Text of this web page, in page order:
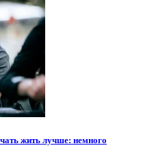
жить лучше: немного